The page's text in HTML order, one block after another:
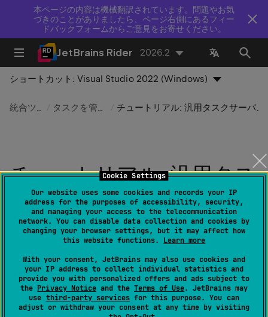
Cookie Settings
Our website uses some cookies and records your IP
address for the purposes of accessibility, security,
and managing your access to the telecommunication
network. You can disable data collection and cookies by
changing your browser settings, but it may affect how
this website functions. Learn more
With your consent, JetBrains may also use cookies and
your IP address to collect individual statistics and
provide you with personalized offers and ads subject to
the Privacy Noticeand the Terms of Use. JetBrains may
use third-party servicesfor this purpose. You can
adjust or withdraw your consent at any time by visiting
本ページの内容は機械翻訳されています。問題やお気
づきのことがありましたら、ページ右側にあるフィー
ドバックフォームからご意見をお寄せください。
JetBrains Rider 2026.2
ショートカット:Visual Studio 2022 (Windows)
統合ツール タスクを管理する チュートリアル: 汎用タスクサーバーを構成する
チュートリアル: 汎用タス
クサーバーを構成する
最終更新日： 2026 年 8 月 5 日
タスク管理プラグインをインストールす
る。